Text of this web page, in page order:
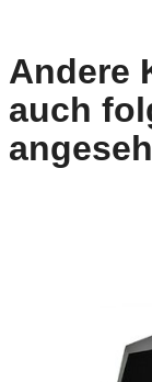
Andere
auch